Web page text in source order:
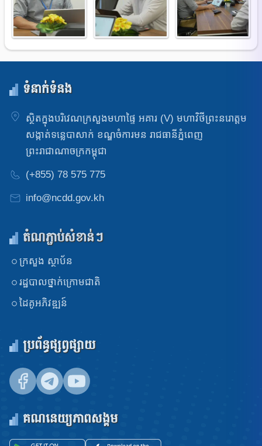
ទំនាក់ទំនង
ស្ថិតក្នុងបរិវេណក្រសួងមហាផ្ទៃ អគារ (V) មហាវិថីព្រះនរោត្តម
សង្កាត់ទន្លេបាសាក់ ខណ្ឌចំការមន រាជធានីភ្នំពេញ
ព្រះរាជាណាចក្រកម្ពុជា
(+855) 78 575 775
info@ncdd.gov.kh
តំណភ្ជាប់សំខាន់ៗ
ក្រសួង​ ស្ថាប័ន
រដ្ឋបាលថ្នាក់ក្រោមជាតិ
ដៃគូអភិវឌ្ឍន៍
ប្រព័ន្ធផ្សព្វផ្សាយ
គណនេយ្យភាពសង្គម